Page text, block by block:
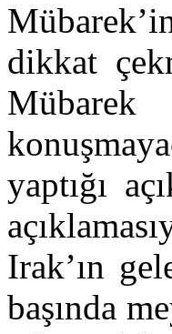
dikkat
yaptığı
Irak’ın
başında